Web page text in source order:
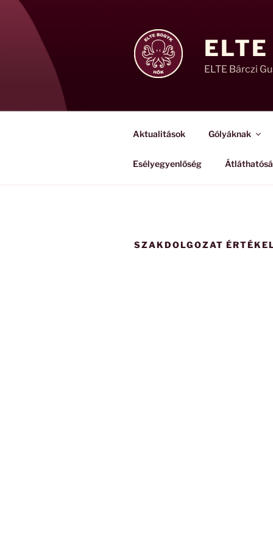
Tartalomhoz
ELTE Bárczi
Aktualitások Gólyáknak
Esélyegyenlőség
SZAKDOLGOZAT